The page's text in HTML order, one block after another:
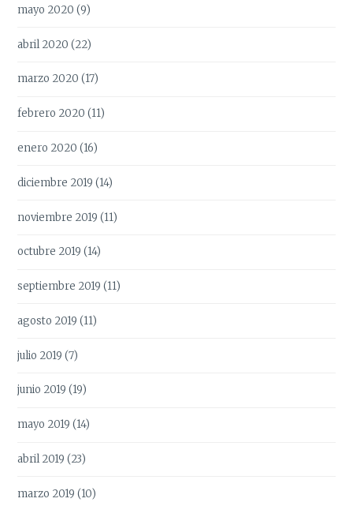
mayo 2020 (9)
abril 2020 (22)
marzo 2020 (17)
febrero 2020 (11)
enero 2020 (16)
diciembre 2019 (14)
noviembre 2019 (11)
octubre 2019 (14)
septiembre 2019 (11)
agosto 2019 (11)
julio 2019 (7)
junio 2019 (19)
mayo 2019 (14)
abril 2019 (23)
marzo 2019 (10)